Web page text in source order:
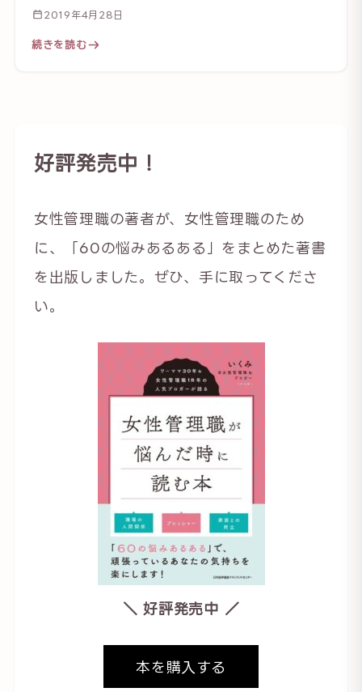
2019年4月28日
続きを読む
好評発売中！
女性管理職の著者が、女性管理職のため
に、「60の悩みあるある」をまとめた著書
を出版しました。ぜひ、手に取ってくださ
い。
＼ 好評発売中 ／
本を購入する